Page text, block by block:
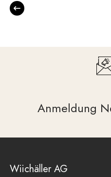
Anmeldung
Wiichäller AG